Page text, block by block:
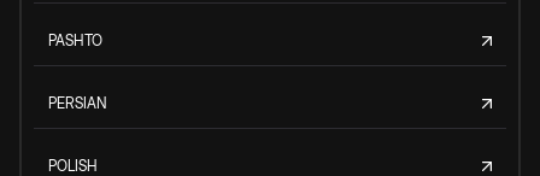
PASHTO
PERSIAN
POLISH